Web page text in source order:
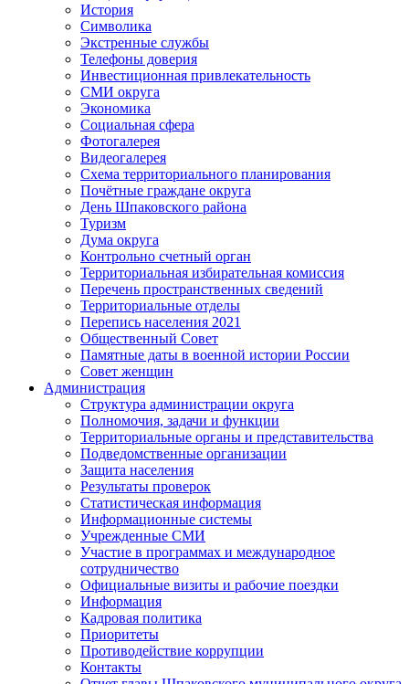
История
Символика
Экстренные службы
Телефоны доверия
Инвестиционная привлекательность
СМИ округа
Экономика
Социальная сфера
Фотогалерея
Видеогалерея
Схема территориального планирования
Почётные граждане округа
День Шпаковского района
Туризм
Дума округа
Контрольно счетный орган
Территориальная избирательная комиссия
Перечень пространственных сведений
Территориальные отделы
Перепись населения 2021
Общественный Совет
Памятные даты в военной истории России
Совет женщин
Администрация
Структура администрации округа
Полномочия, задачи и функции
Территориальные органы и представительства
Подведомственные организации
Защита населения
Результаты проверок
Статистическая информация
Информационные системы
Учрежденные СМИ
Участие в программах и международное
сотрудничество
Официальные визиты и рабочие поездки
Информация
Кадровая политика
Приоритеты
Противодействие коррупции
Контакты